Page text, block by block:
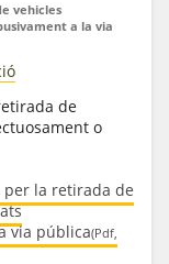
vehicles
a la via
de
o
per la retirada de
via pública(Pdf,